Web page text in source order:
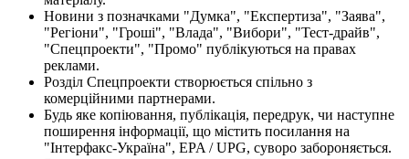
Новини з позначками "Думка", "Експертиза", "Заява",
"Регіони", "Гроші", "Влада", "Вибори", "Тест-драйв",
"Спецпроекти", "Промо" публікуються на правах
реклами.
Розділ Спецпроекти створюється спільно з
комерційними партнерами.
Будь яке копіювання, публікація, передрук, чи наступне
поширення інформації, що містить посилання на
"Інтерфакс-Україна", EPA / UPG, суворо забороняється.